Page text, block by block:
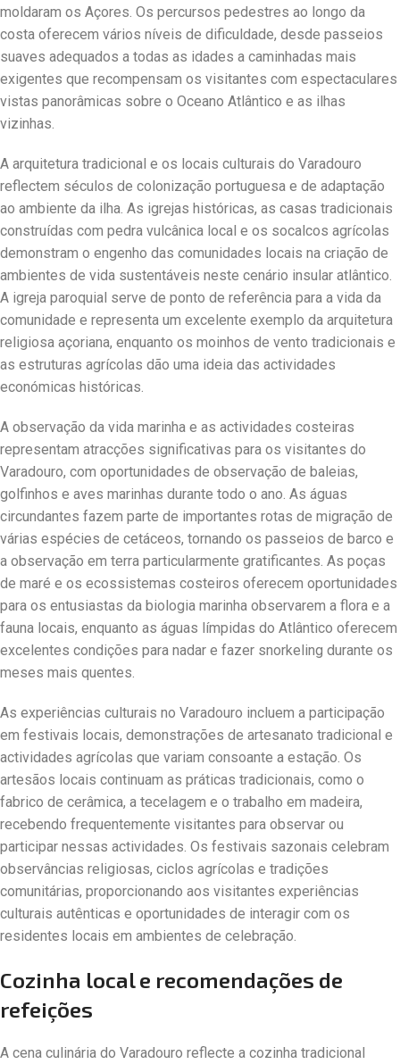
moldaram os Açores. Os percursos pedestres ao longo da
costa oferecem vários níveis de dificuldade, desde passeios
suaves adequados a todas as idades a caminhadas mais
exigentes que recompensam os visitantes com espectaculares
vistas panorâmicas sobre o Oceano Atlântico e as ilhas
vizinhas.
A arquitetura tradicional e os locais culturais do Varadouro
reflectem séculos de colonização portuguesa e de adaptação
ao ambiente da ilha. As igrejas históricas, as casas tradicionais
construídas com pedra vulcânica local e os socalcos agrícolas
demonstram o engenho das comunidades locais na criação de
ambientes de vida sustentáveis neste cenário insular atlântico.
A igreja paroquial serve de ponto de referência para a vida da
comunidade e representa um excelente exemplo da arquitetura
religiosa açoriana, enquanto os moinhos de vento tradicionais e
as estruturas agrícolas dão uma ideia das actividades
económicas históricas.
A observação da vida marinha e as actividades costeiras
representam atracções significativas para os visitantes do
Varadouro, com oportunidades de observação de baleias,
golfinhos e aves marinhas durante todo o ano. As águas
circundantes fazem parte de importantes rotas de migração de
várias espécies de cetáceos, tornando os passeios de barco e
a observação em terra particularmente gratificantes. As poças
de maré e os ecossistemas costeiros oferecem oportunidades
para os entusiastas da biologia marinha observarem a flora e a
fauna locais, enquanto as águas límpidas do Atlântico oferecem
excelentes condições para nadar e fazer snorkeling durante os
meses mais quentes.
As experiências culturais no Varadouro incluem a participação
em festivais locais, demonstrações de artesanato tradicional e
actividades agrícolas que variam consoante a estação. Os
artesãos locais continuam as práticas tradicionais, como o
fabrico de cerâmica, a tecelagem e o trabalho em madeira,
recebendo frequentemente visitantes para observar ou
participar nessas actividades. Os festivais sazonais celebram
observâncias religiosas, ciclos agrícolas e tradições
comunitárias, proporcionando aos visitantes experiências
culturais autênticas e oportunidades de interagir com os
residentes locais em ambientes de celebração.
Cozinha local e recomendações de
refeições
A cena culinária do Varadouro reflecte a cozinha tradicional